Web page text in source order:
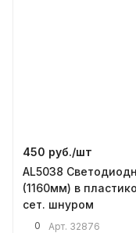
450 руб./шт
AL5038
(1160мм) в
сет. шнуром
0 Арт. 32876